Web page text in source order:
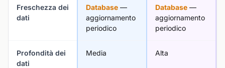
Freschezza dei
dati
Database —
aggiornamento
periodico
Database —
aggiornamento
periodico
Profondità dei
dati
Media Alta